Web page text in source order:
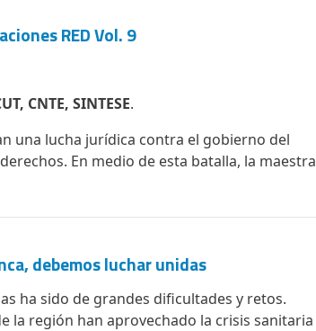
RED Vol. 9
CNTE, SINTESE.
una lucha jurídica contra el gobierno del
En medio de esta batalla, la maestra
debemos luchar unidas
ha sido de grandes dificultades y retos.
la región han aprovechado la crisis sanitaria